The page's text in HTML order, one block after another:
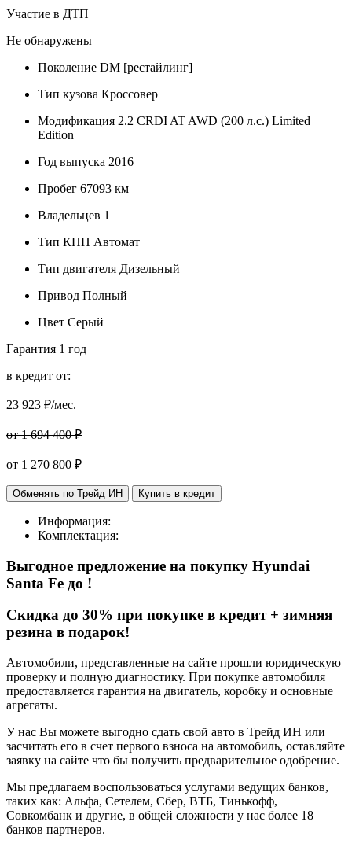
Участие в ДТП
Не обнаружены
Поколение DM [рестайлинг]
Тип кузова Кроссовер
Модификация 2.2 CRDI AT AWD (200 л.с.) Limited
Edition
Год выпуска 2016
Пробег 67093 км
Владельцев 1
Тип КПП Автомат
Тип двигателя Дизельный
Привод Полный
Цвет Серый
Гарантия 1 год
в кредит от:
23 923 ₽/мес.
от 1 694 400 ₽
от 1 270 800 ₽
Обменять по Трейд ИН Купить в кредит
Информация:
Комплектация:
Выгодное предложение на покупку Hyundai
Santa Fe до !
Cкидка до 30% при покупке в кредит + зимняя
резина в подарок!
Автомобили, представленные на сайте прошли юридическую
проверку и полную диагностику. При покупке автомобиля
предоставляется гарантия на двигатель, коробку и основные
агрегаты.
У нас Вы можете выгодно сдать свой авто в Трейд ИН или
засчитать его в счет первого взноса на автомобиль, оставляйте
заявку на сайте что бы получить предварительное одобрение.
Мы предлагаем воспользоваться услугами ведущих банков,
таких как: Альфа, Сетелем, Сбер, ВТБ, Тинькофф,
Совкомбанк и другие, в общей сложности у нас более 18
банков партнеров.